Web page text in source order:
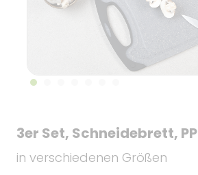
3er Set, Schneidebrett, PP
in verschiedenen Größen